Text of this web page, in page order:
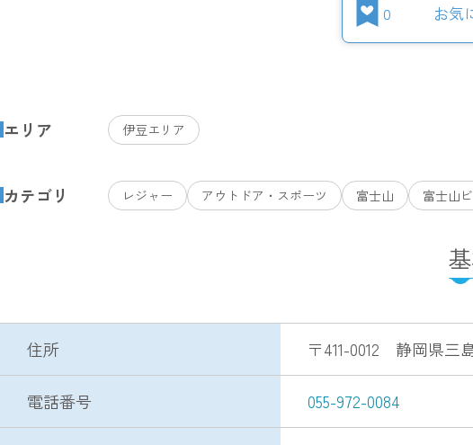
0 お気
エリア 伊豆エリア
カテゴリ レジャー アウトドア・スポーツ 富士山 富士山
住所 〒411-0012 静岡県三
電話番号 055-972-0084